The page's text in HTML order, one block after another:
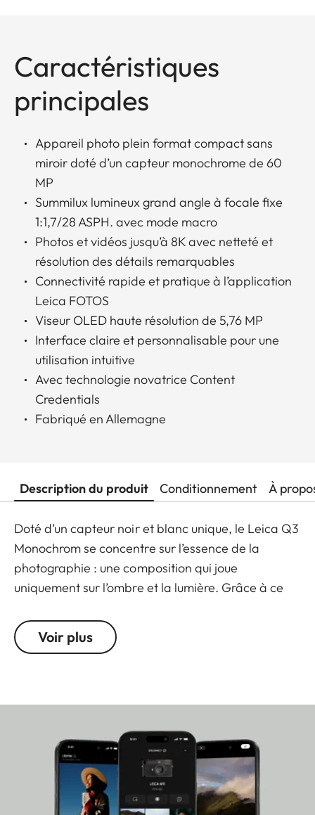
Caractéristiques
principales
Appareil photo plein format compact sans
miroir doté d’un capteur monochrome de 60
MP
Summilux lumineux grand angle à focale fixe
1:1,7/28 ASPH. avec mode macro
Photos et vidéos jusqu’à 8K avec netteté et
résolution des détails remarquables
Connectivité rapide et pratique à l’application
Leica FOTOS
Viseur OLED haute résolution de 5,76 MP
Interface claire et personnalisable pour une
utilisation intuitive
Avec technologie novatrice Content
Credentials
Fabriqué en Allemagne
Description du produit Conditionnement À
Doté d’un capteur noir et blanc unique, le Leica Q3
Monochrom se concentre sur l’essence de la
photographie : une composition qui joue
uniquement sur l’ombre et la lumière. Grâce à ce
1:1,7/28 ASPH., le viseur OLED de 5,76 mégapixels
et l’écran tactile inclinable livrent une vue dégagée
résolution (60, 36, 18 MP) génère des photos et des
ISO élevées. Le design allie le style moderne
propre à la gamme Q et l’esthétique minimaliste
des monochromes. Fabriqué en Allemagne à partir
de matériaux haut de gamme, le Q3 Monochrom
Voir plus